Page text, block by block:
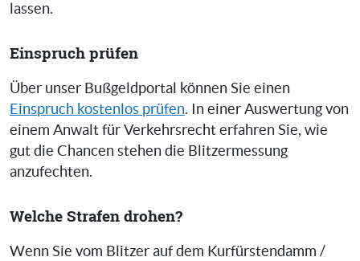
lassen.
Einspruch prüfen
Über unser Bußgeldportal können Sie einen
Einspruch kostenlos prüfen. In einer Auswertung von
einem Anwalt für Verkehrsrecht erfahren Sie, wie
gut die Chancen stehen die Blitzermessung
anzufechten.
Welche Strafen drohen?
Wenn Sie vom Blitzer auf dem Kurfürstendamm /